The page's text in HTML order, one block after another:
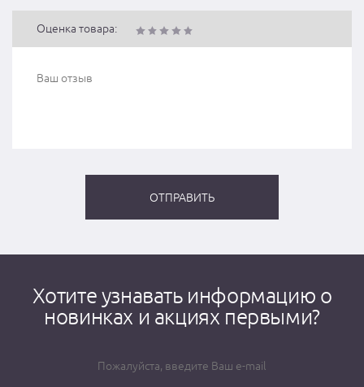
Оценка товара:
Хотите узнавать информацию о
новинках и акциях первыми?